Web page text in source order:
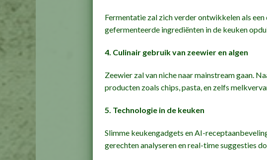
Fermentatie zal zich verder ontwikkelen als
gefermenteerde ingrediënten in de keuken
4. Culinair gebruik van zeewier en algen
Zeewier zal van niche naar mainstream gaan.
producten zoals chips, pasta, en zelfs
5. Technologie in de keuken
Slimme keukengadgets en AI-
gerechten analyseren en real-time suggesties